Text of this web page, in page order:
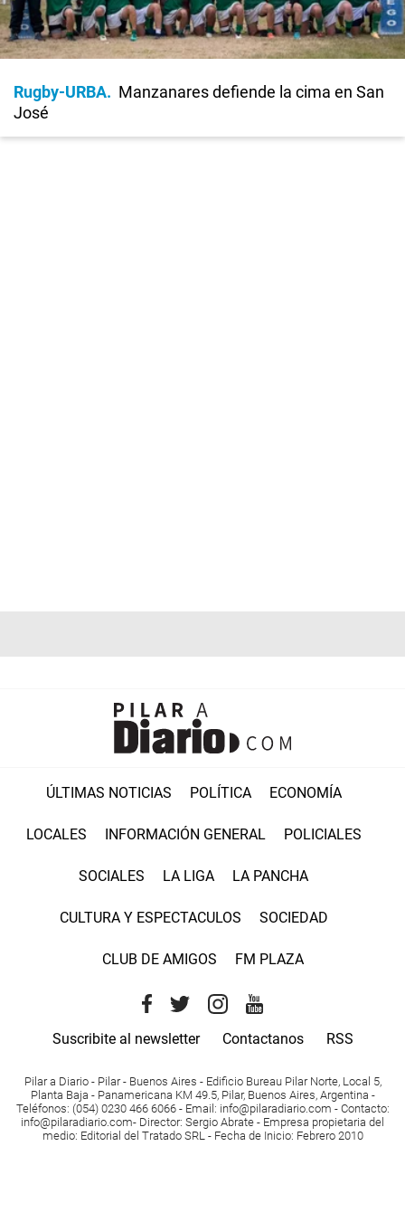
Rugby-URBA
Manzanares defiende la cima en San
José
ÚLTIMAS NOTICIAS POLÍTICA ECONOMÍA
LOCALES INFORMACIÓN GENERAL POLICIALES
SOCIALES LA LIGA LA PANCHA
CULTURA Y ESPECTACULOS SOCIEDAD
CLUB DE AMIGOS FM PLAZA
Suscribite al newsletter Contactanos RSS
Pilar a Diario - Pilar - Buenos Aires - Edificio Bureau Pilar Norte, Local 5,
Planta Baja - Panamericana KM 49.5, Pilar, Buenos Aires, Argentina -
Teléfonos: (054) 0230 466 6066 - Email : info@pilaradiario.com - Contacto:
info@pilaradiario.com- Director: Sergio Abrate - Empresa propietaria del
medio: Editorial del Tratado SRL - Fecha de Inicio: Febrero 2010